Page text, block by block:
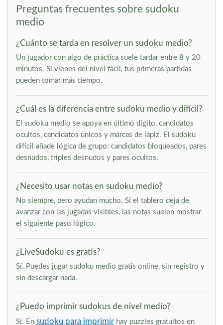
Preguntas frecuentes sobre sudoku
medio
¿Cuánto se tarda en resolver un sudoku medio?
Un jugador con algo de práctica suele tardar entre 8 y 20
minutos. Si vienes del nivel fácil, tus primeras partidas
pueden tomar más tiempo.
¿Cuál es la diferencia entre sudoku medio y difícil?
El sudoku medio se apoya en último dígito, candidatos
ocultos, candidatos únicos y marcas de lápiz. El sudoku
difícil añade lógica de grupo: candidatos bloqueados, pares
desnudos, triples desnudos y pares ocultos.
¿Necesito usar notas en sudoku medio?
No siempre, pero ayudan mucho. Si el tablero deja de
avanzar con las jugadas visibles, las notas suelen mostrar
el siguiente paso lógico.
¿LiveSudoku es gratis?
Sí. Puedes jugar sudoku medio gratis online, sin registro y
sin descargar nada.
¿Puedo imprimir sudokus de nivel medio?
Sí. En sudoku para imprimir hay puzzles gratuitos en